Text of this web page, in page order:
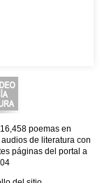
poemas en
de literatura con
páginas del portal a